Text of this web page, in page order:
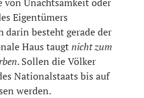
Eigentümers
darin besteht gerade der
Haus taugtnicht zum
. Sollen die Völker
Nationalstaats bis auf
werden.